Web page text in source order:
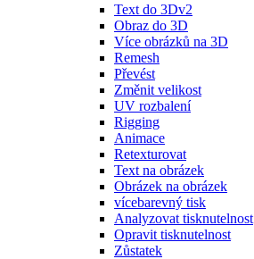
Text do 3Dv2
Obraz do 3D
Více obrázků na 3D
Remesh
Převést
Změnit velikost
UV rozbalení
Rigging
Animace
Retexturovat
Text na obrázek
Obrázek na obrázek
vícebarevný tisk
Analyzovat tisknutelnost
Opravit tisknutelnost
Zůstatek